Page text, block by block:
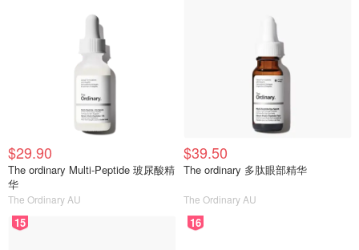
$29.90
The ordinary Multi-Peptide 玻尿酸精
华
The Ordinary AU
$39.50
The ordinary 多肽眼部精华
The Ordinary AU
15 16